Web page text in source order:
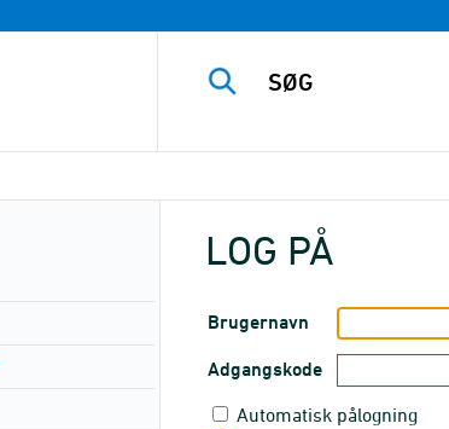
LOG PÅ
Brugernavn
Adgangskode
Automatisk pålogning